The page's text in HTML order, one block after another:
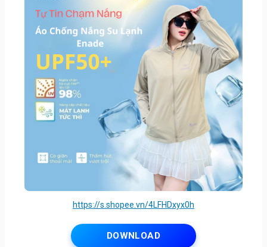
https://s.shopee.vn/4LFHDxyx0h
DOWNLOAD